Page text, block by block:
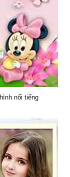
nổi tiếng